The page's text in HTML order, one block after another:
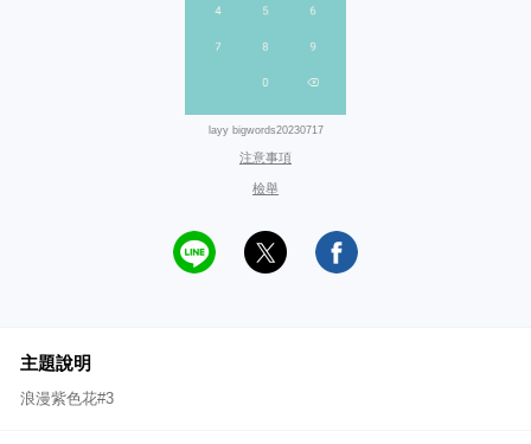
layy bigwords20230717
注意事項
檢舉
主題說明
浪漫紫色花#3